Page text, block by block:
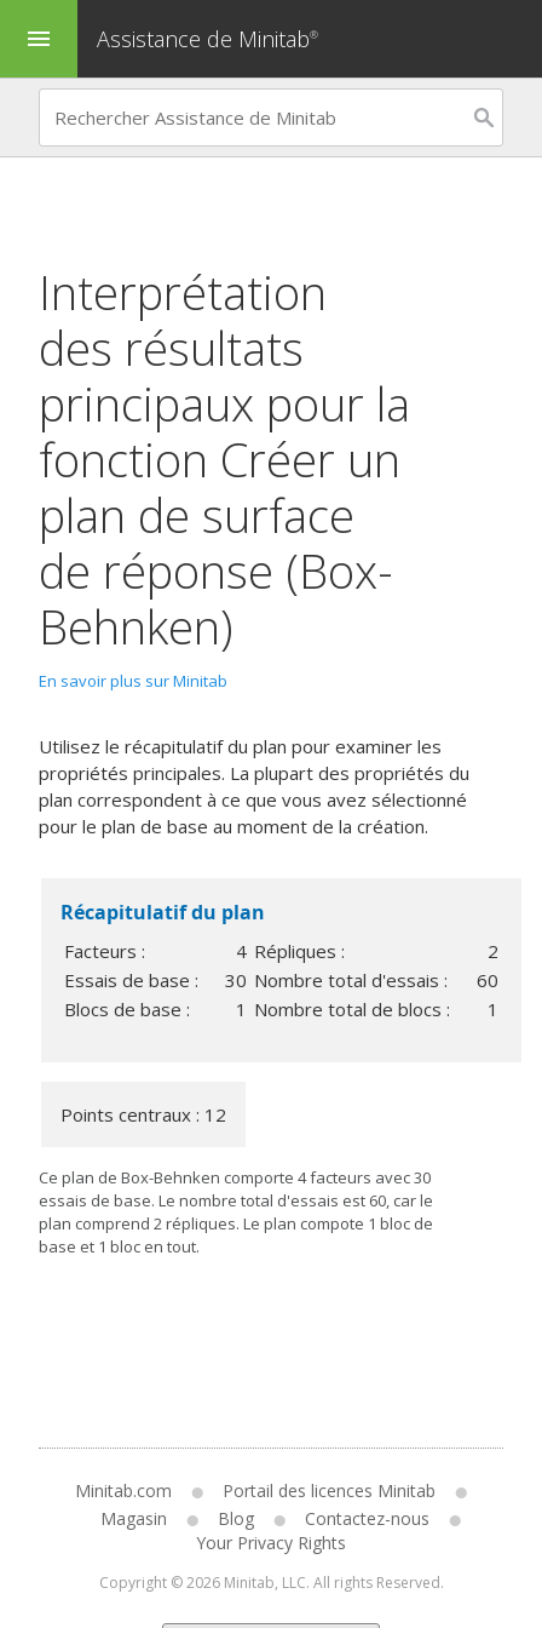
menu Assistance de Minitab®
Interprétation
des résultats
principaux pour la
fonction Créer un
plan de surface
de réponse (Box-
Behnken)
En savoir plus sur Minitab
Utilisez le récapitulatif du plan pour examiner les
propriétés principales. La plupart des propriétés du
plan correspondent à ce que vous avez sélectionné
pour le plan de base au moment de la création.
Récapitulatif du plan
Facteurs : 4 Répliques :
2
Essais de base :
30 Nombre total d'essais :
60
Blocs de base :
1 Nombre total de blocs : 1
Points centraux : 12
Ce plan de Box-Behnken comporte 4 facteurs avec 30
essais de base. Le nombre total d'essais est 60, car le
plan comprend 2 répliques. Le plan compote 1 bloc de
base et 1 bloc en tout.
Minitab.com
Portail des licences Minitab
Magasin
Blog
Contactez-nous
Your Privacy Rights
Copyright © 2026 Minitab, LLC. All rights Reserved.